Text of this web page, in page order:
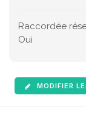
Raccordée
Oui
MODIFIER